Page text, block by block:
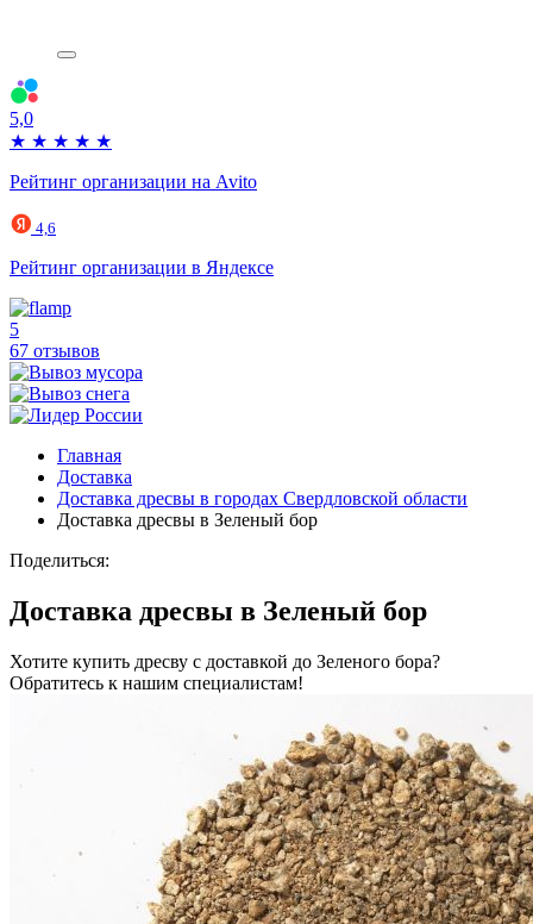
5,0
★ ★ ★ ★ ★
Рейтинг организации на Avito
4,6
Рейтинг организации в Яндексе
5
67 отзывов
Главная
Доставка
Доставка дресвы в городах Свердловской области
Доставка дресвы в Зеленый бор
Поделиться:
Доставка дресвы в Зеленый бор
Хотите купить дресву с доставкой до Зеленого бора?
Обратитесь к нашим специалистам!